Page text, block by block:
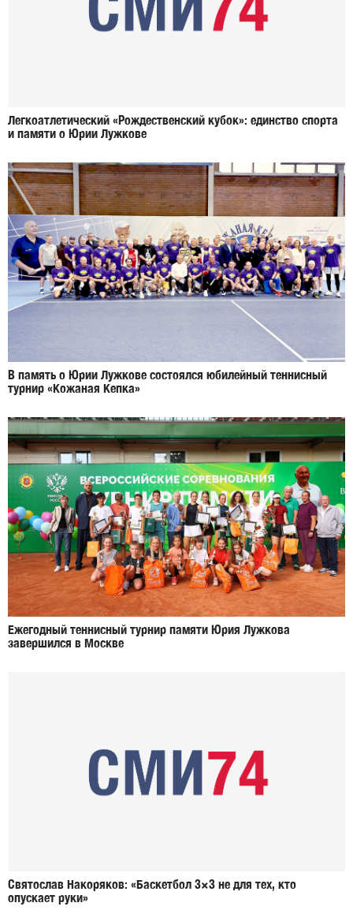
Легкоатлетический «Рождественский кубок»: единство спорта
и памяти о Юрии Лужкове
В память о Юрии Лужкове состоялся юбилейный теннисный
турнир «Кожаная Кепка»
Ежегодный теннисный турнир памяти Юрия Лужкова
завершился в Москве
Святослав Накоряков: «Баскетбол 3×3 не для тех, кто
опускает руки»